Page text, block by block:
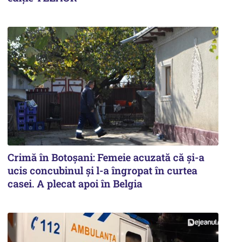
Crimă în Botoșani: Femeie acuzată că și-a
ucis concubinul și l-a îngropat în curtea
casei. A plecat apoi în Belgia